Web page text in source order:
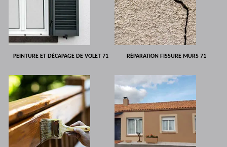
PEINTURE ET DÉCAPAGE DE VOLET 71 RÉPARATION FISSURE MURS 71